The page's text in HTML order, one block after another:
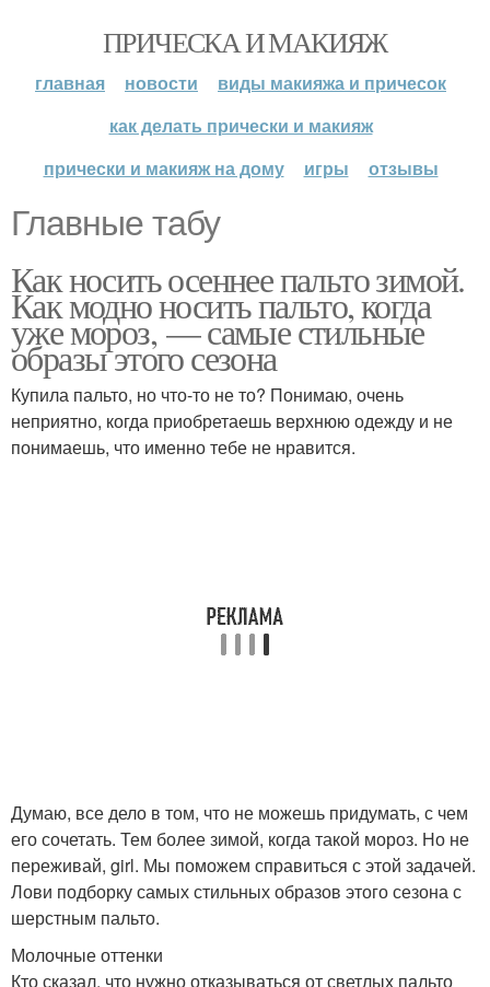
ПРИЧЕСКА И МАКИЯЖ
главная новости
виды макияжа и причесок
как делать прически и макияж
прически и макияж на дому
игры отзывы
Главные табу
Как носить осеннее пальто зимой.
Как модно носить пальто, когда
уже мороз, — самые стильные
образы этого сезона
Купила пальто, но что-то не то? Понимаю, очень
неприятно, когда приобретаешь верхнюю одежду и не
понимаешь, что именно тебе не нравится.
Думаю, все дело в том, что не можешь придумать, с чем
его сочетать. Тем более зимой, когда такой мороз. Но не
переживай, girl. Мы поможем справиться с этой задачей.
Лови подборку самых стильных образов этого сезона с
шерстным пальто.
Молочные оттенки
Кто сказал, что нужно отказываться от светлых пальто